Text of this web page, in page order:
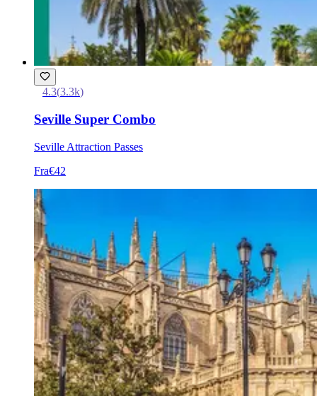
4.3(3.3k)
Seville Super Combo
Seville Attraction Passes
Fra€42